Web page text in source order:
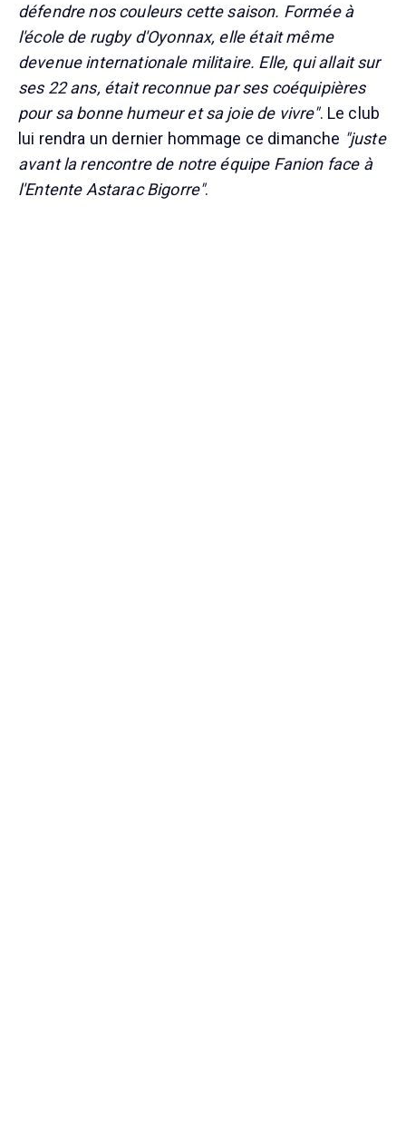
défendre nos couleurs cette saison. Formée à
l'école de rugby d'Oyonnax, elle était même
devenue internationale militaire. Elle, qui allait sur
ses 22 ans, était reconnue par ses coéquipières
pour sa bonne humeur et sa joie de vivre". Le club
lui rendra un dernier hommage ce dimanche "juste
avant la rencontre de notre équipe Fanion face à
l'Entente Astarac Bigorre".